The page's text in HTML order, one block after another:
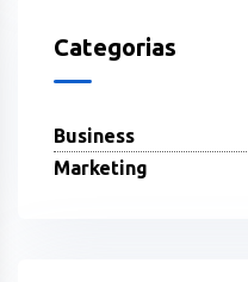
Categorias
Business
Marketing